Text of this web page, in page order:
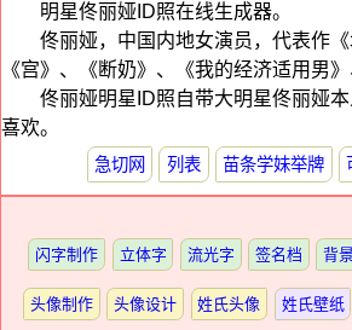
明星佟丽娅ID照在线生成器。
佟丽娅，中国内地女演员，代表作《
《宫》、《断奶》、《我的经济适用男
佟丽娅明星ID照自带大明星佟丽娅
喜欢。
急切网 列表 苗条学妹举牌
闪字制作 立体字 流光字 签名档 背
头像制作 头像设计 姓氏头像 姓氏壁纸